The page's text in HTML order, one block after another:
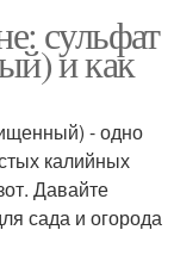
сульфат
и как
- одно
калийных
Давайте
сада и огорода